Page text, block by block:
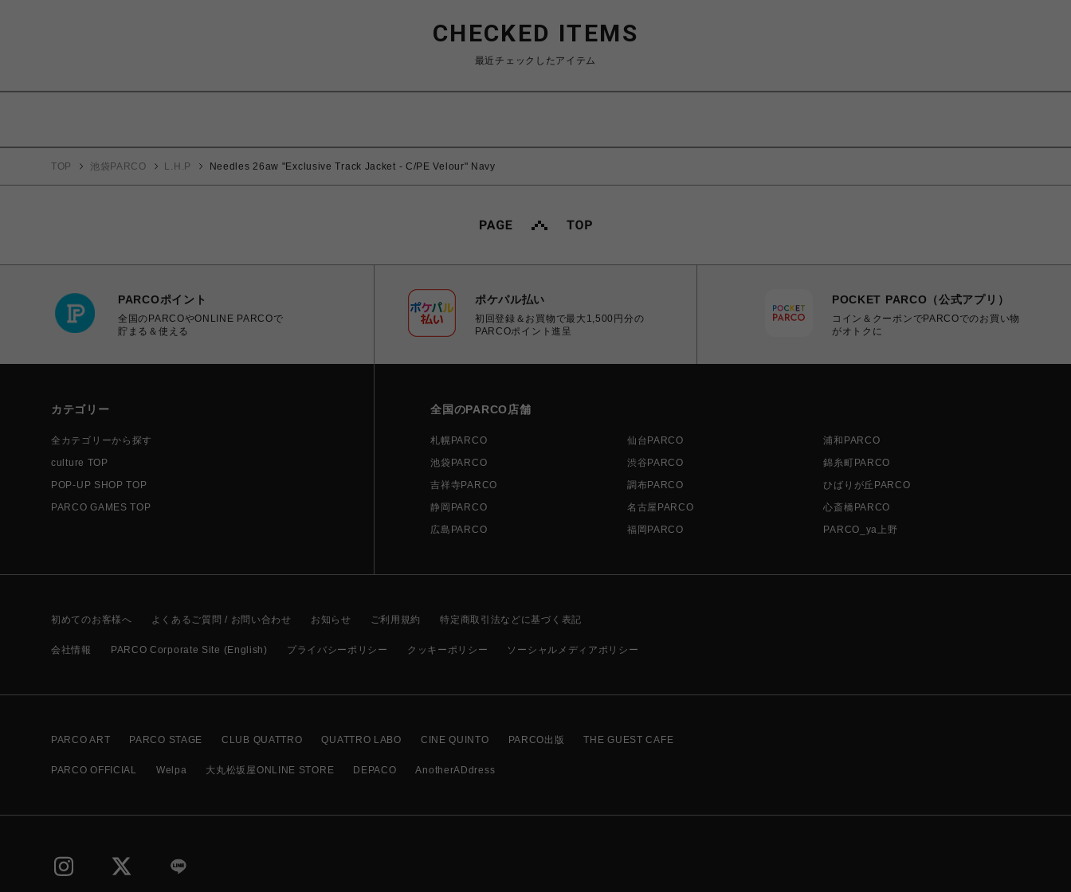
CHECKED ITEMS
最近チェックしたアイテム
TOP 池袋PARCO L.H.P Needles 26aw "Exclusive Track Jacket - C/PE Velour" Navy
PARCOポイント
全国のPARCOやONLINE PARCOで
貯まる＆使える
ポケパル払い
初回登録＆お買物で最大1,500円分の
PARCOポイント進呈
POCKET PARCO（公式アプリ）
コイン＆クーポンでPARCOでのお買い物
がオトクに
カテゴリー
全カテゴリーから探す
culture TOP
POP-UP SHOP TOP
PARCO GAMES TOP
全国のPARCO店舗
札幌PARCO 仙台PARCO
浦和PARCO
池袋PARCO
渋谷PARCO
錦糸町PARCO
吉祥寺PARCO
調布PARCO
ひばりが丘PARCO
静岡PARCO
名古屋PARCO
心斎橋PARCO
広島PARCO
福岡PARCO PARCO_ya上野
初めてのお客様へ よくあるご質問 / お問い合わせ お知らせ ご利用規約 特定商取引法などに基づく表記
会社情報 PARCO Corporate Site (English) プライバシーポリシー クッキーポリシー ソーシャルメディアポリシー
PARCO ART PARCO STAGE CLUB QUATTRO QUATTRO LABO CINE QUINTO PARCO出版 THE GUEST CAFE
PARCO OFFICIAL Welpa 大丸松坂屋ONLINE STORE DEPACO AnotherADdress